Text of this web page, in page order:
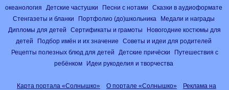
океанология
Детские частушки Песни с нотами
Сказки в аудиоформате
Стенгазеты и бланки
Портфолио (до)школьника
Медали и награды
Дипломы для детей
Сертификаты и грамоты
Новогодние костюмы для
детей
Подбор имён и их значение
Советы и идеи для родителей
Рецепты полезных блюд для детей
Детские причёски
Путешествия с
ребёнком
Идеи рукоделия и творчества
Карта портала «Солнышко» О портале «Солнышко»
Реклама на